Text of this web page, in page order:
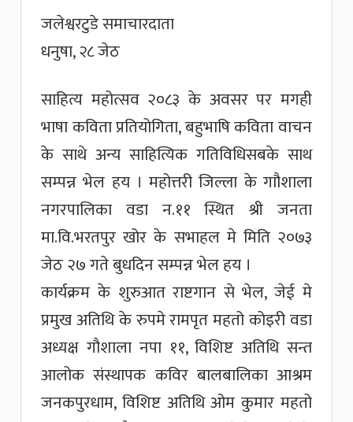
जलेश्वरटुडे समाचारदाता
धनुषा, २८ जेठ
साहित्य महोत्सव २०८३ के अवसर पर मगही
भाषा कविता प्रतियोगिता, बहुभाषि कविता वाचन
के साथे अन्य साहित्यिक गतिविधिसबके साथ
सम्पन्न भेल हय । महोत्तरी जिल्ला के गाौशाला
नगरपालिका वडा न.११ स्थित श्री जनता
मा.वि.भरतपुर खोर के सभाहल मे मिति २०७३
जेठ २७ गते बुधदिन सम्पन्न भेल हय ।
कार्यक्रम के शुरुआत राष्टगान से भेल, जेई मे
प्रमुख अतिथि के रुपमे रामपृत महतो कोइरी वडा
अध्यक्ष गौशाला नपा ११, विशिष्ट अतिथि सन्त
आलोक संस्थापक कविर बालबालिका आश्रम
जनकपुरधाम, विशिष्ट अतिथि ओम कुमार महतो